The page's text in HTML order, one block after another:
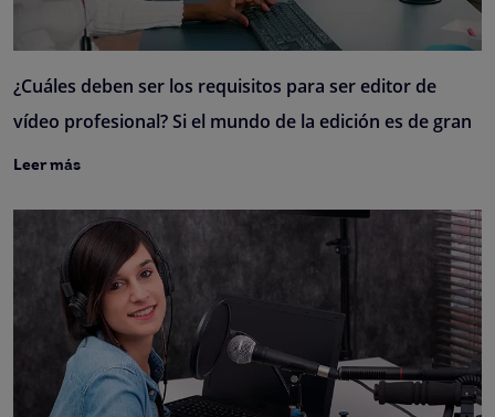
¿Cuáles deben ser los requisitos para ser editor de
vídeo profesional? Si el mundo de la edición es de gran
Leer más